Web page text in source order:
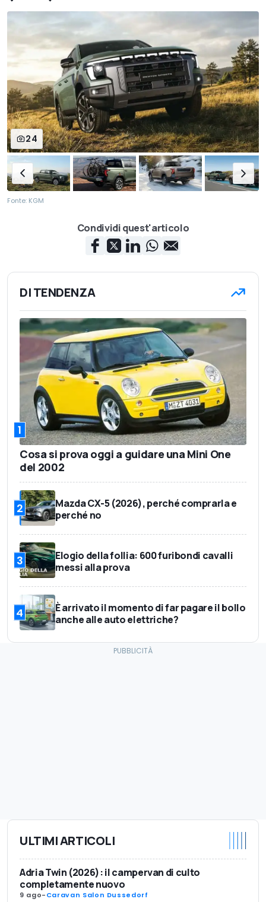
24
Fonte: KGM
Condividi quest'articolo
DI TENDENZA
1
Cosa si prova oggi a guidare una Mini One
del 2002
2
Mazda CX-5 (2026), perché comprarla e
perché no
3
Elogio della follia: 600 furibondi cavalli
messi alla prova
4
È arrivato il momento di far pagare il bollo
anche alle auto elettriche?
ULTIMI ARTICOLI
Adria Twin (2026): il campervan di culto
completamente nuovo
9 ago-Caravan Salon Dussedorf